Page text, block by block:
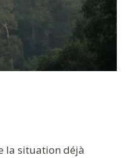
la situation déjà